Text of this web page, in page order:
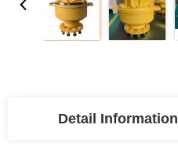
Detail Information